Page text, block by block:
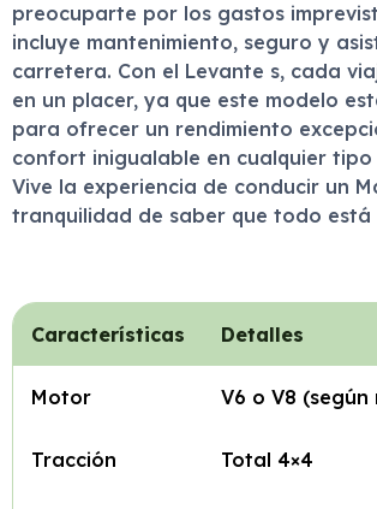
preocuparte por los gastos
incluye mantenimiento, seguro y
carretera. Con el Levante s, cada
en un placer, ya que este modelo
para ofrecer un rendimiento
confort inigualable en cualquier
Vive la experiencia de conducir un
tranquilidad de saber que todo
Características Detalles
Motor V6 o V8 (según
Tracción Total 4×4